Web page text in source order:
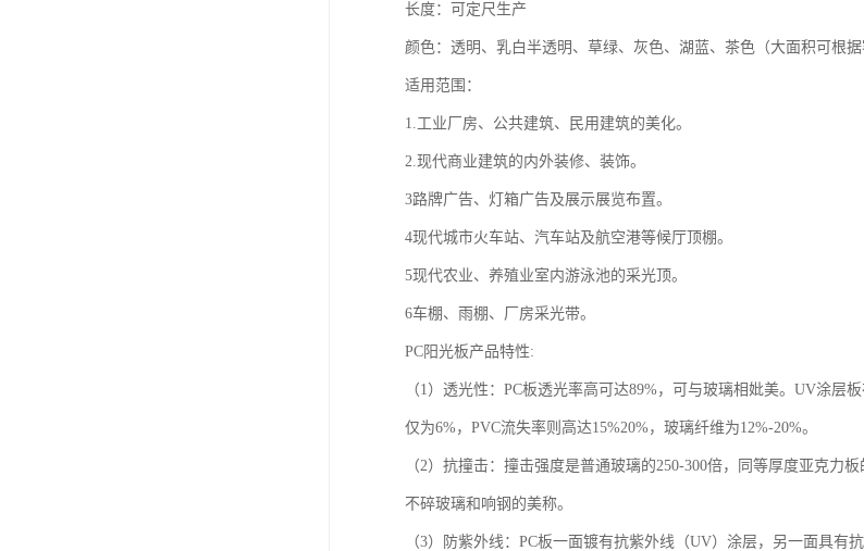
长度：可定尺生产
颜色：透明、乳白半透明、草绿、灰色、湖蓝、茶色（大面积可根据
适用范围：
1.工业厂房、公共建筑、民用建筑的美化。
2.现代商业建筑的内外装修、装饰。
3路牌广告、灯箱广告及展示展览布置。
4现代城市火车站、汽车站及航空港等候厅顶棚。
5现代农业、养殖业室内游泳池的采光顶。
6车棚、雨棚、厂房采光带。
PC阳光板产品特性:
（1）透光性：PC板透光率高可达89%，可与玻璃相妣美。UV涂
仅为6%，PVC流失率则高达15%20%，玻璃纤维为12%-20%。
（2）抗撞击：撞击强度是普通玻璃的250-300倍，同等厚度亚克力
不碎玻璃和响钢的美称。
（3）防紫外线：PC板一面镀有抗紫外线（UV）涂层，另一面具